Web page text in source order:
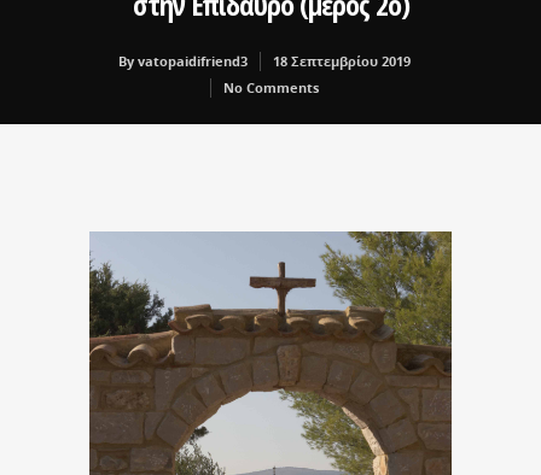
By vatopaidifriend3
18 Σεπτεμβρίου 2019
No Comments